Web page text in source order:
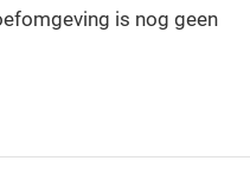
is nog geen